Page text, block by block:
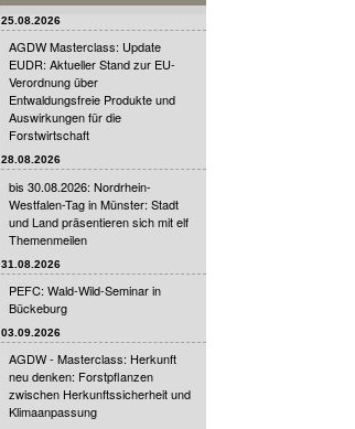
25.08.2026
AGDW Masterclass: Update
EUDR: Aktueller Stand zur EU-
Verordnung über
Entwaldungsfreie Produkte und
Auswirkungen für die
Forstwirtschaft
28.08.2026
bis 30.08.2026: Nordrhein-
Westfalen-Tag in Münster: Stadt
und Land präsentieren sich mit elf
Themenmeilen
31.08.2026
PEFC: Wald-Wild-Seminar in
Bückeburg
03.09.2026
AGDW - Masterclass: Herkunft
neu denken: Forstpflanzen
zwischen Herkunftssicherheit und
Klimaanpassung